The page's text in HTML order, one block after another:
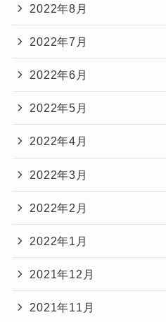
2022年8月
2022年7月
2022年6月
2022年5月
2022年4月
2022年3月
2022年2月
2022年1月
2021年12月
2021年11月